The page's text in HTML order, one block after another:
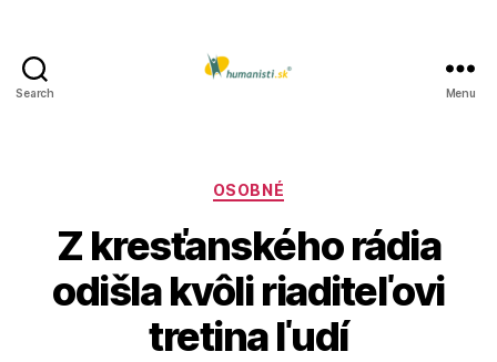
Search Menu
Kategórie
OSOBNÉ
Z kresťanského rádia
odišla kvôli riaditeľovi
tretina ľudí